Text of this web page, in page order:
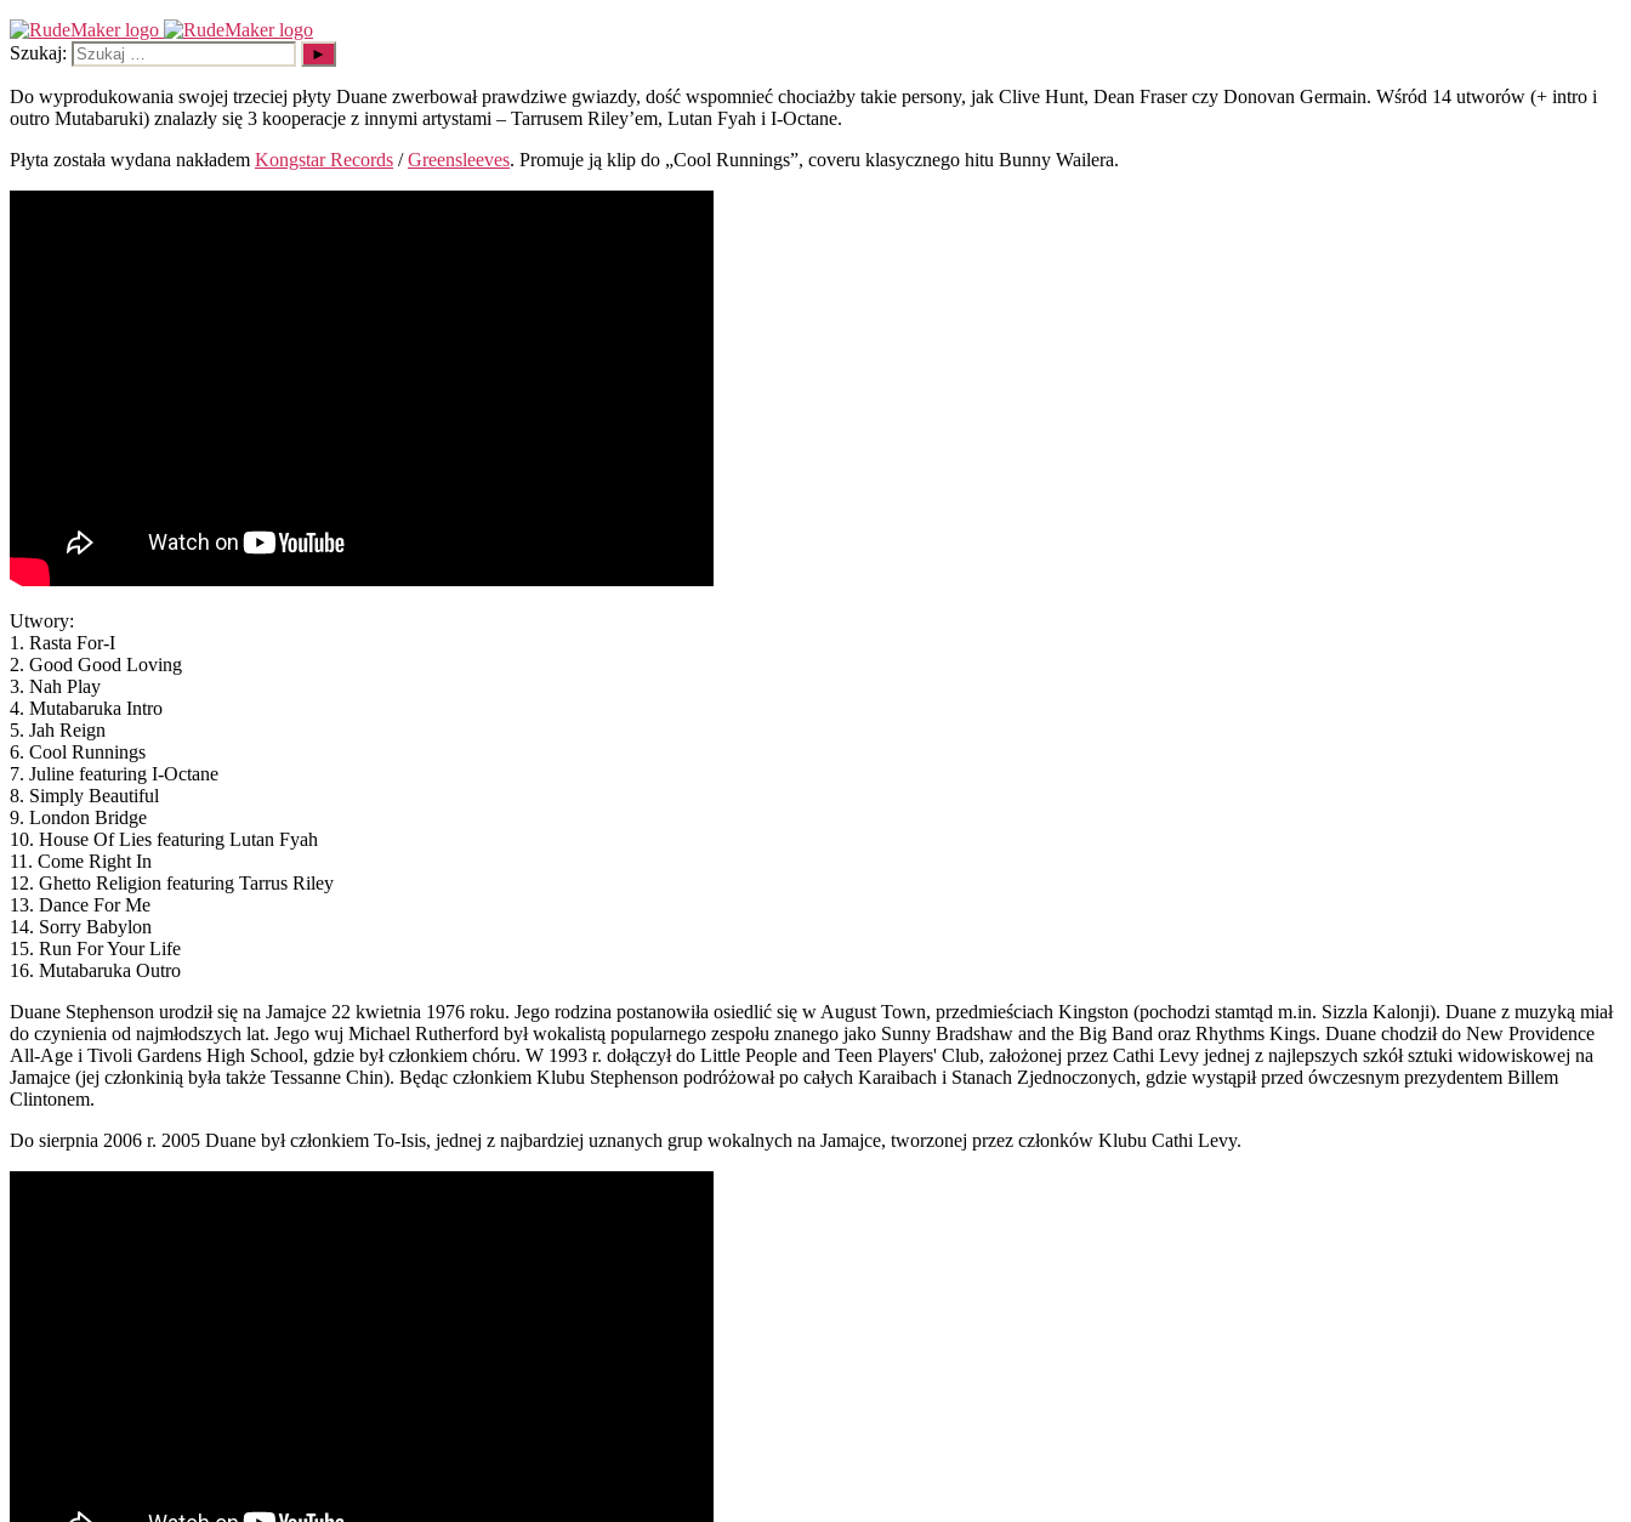
Szukaj:
Do wyprodukowania swojej trzeciej płyty Duane zwerbował prawdziwe gwiazdy, dość wspomnieć chociażby takie persony, jak Clive Hunt, Dean Fraser czy Donovan Germain. Wśród 14 utworów (+ intro i
outro Mutabaruki) znalazły się 3 kooperacje z innymi artystami – Tarrusem Riley’em, Lutan Fyah i I-Octane.
Płyta została wydana nakładem Kongstar Records /Greensleeves. Promuje ją klip do „Cool Runnings”, coveru klasycznego hitu Bunny Wailera.
Utwory:
1. Rasta For-I
2. Good Good Loving
3. Nah Play
4. Mutabaruka Intro
5. Jah Reign
6. Cool Runnings
7. Juline featuring I-Octane
8. Simply Beautiful
9. London Bridge
10. House Of Lies featuring Lutan Fyah
11. Come Right In
12. Ghetto Religion featuring Tarrus Riley
13. Dance For Me
14. Sorry Babylon
15. Run For Your Life
16. Mutabaruka Outro
Duane Stephenson urodził się na Jamajce 22 kwietnia 1976 roku. Jego rodzina postanowiła osiedlić się w August Town, przedmieściach Kingston (pochodzi stamtąd m.in. Sizzla Kalonji). Duane z muzyką miał
do czynienia od najmłodszych lat. Jego wuj Michael Rutherford był wokalistą popularnego zespołu znanego jako Sunny Bradshaw and the Big Band oraz Rhythms Kings. Duane chodził do New Providence
All-Age i Tivoli Gardens High School, gdzie był członkiem chóru. W 1993 r. dołączył do Little People and Teen Players' Club, założonej przez Cathi Levy jednej z najlepszych szkół sztuki widowiskowej na
Jamajce (jej członkinią była także Tessanne Chin). Będąc członkiem Klubu Stephenson podróżował po całych Karaibach i Stanach Zjednoczonych, gdzie wystąpił przed ówczesnym prezydentem Billem
Clintonem.
Do sierpnia 2006 r. 2005 Duane był członkiem To-Isis, jednej z najbardziej uznanych grup wokalnych na Jamajce, tworzonej przez członków Klubu Cathi Levy.